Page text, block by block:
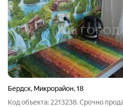
Бердск, Микрорайон,18
Код объекта: 2213238. Срочно